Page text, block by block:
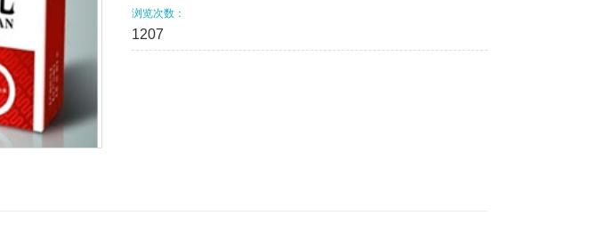
浏览次数：
1207